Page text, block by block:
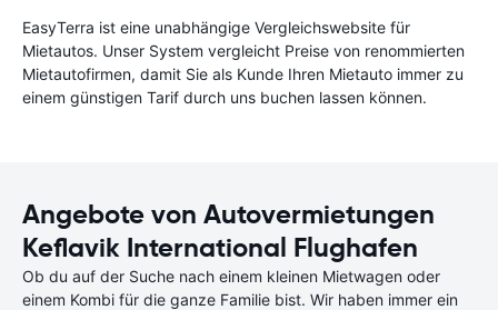
EasyTerra ist eine unabhängige Vergleichswebsite für
Mietautos. Unser System vergleicht Preise von renommierten
Mietautofirmen, damit Sie als Kunde Ihren Mietauto immer zu
einem günstigen Tarif durch uns buchen lassen können.
Angebote von Autovermietungen
Keflavik International Flughafen
Ob du auf der Suche nach einem kleinen Mietwagen oder
einem Kombi für die ganze Familie bist. Wir haben immer ein